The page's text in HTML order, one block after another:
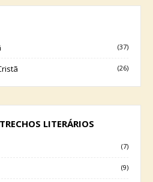
(37)
(26)
LITERÁRIOS
(7)
(9)